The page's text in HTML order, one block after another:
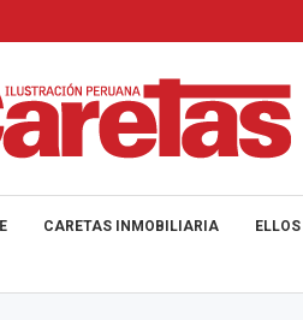
CARETAS INMOBILIARIA